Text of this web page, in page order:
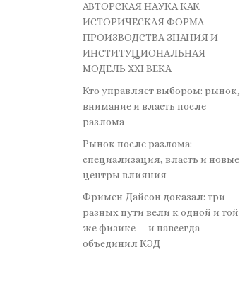
АВТОРСКАЯ НАУКА КАК
ИСТОРИЧЕСКАЯ ФОРМА
ПРОИЗВОДСТВА ЗНАНИЯ И
ИНСТИТУЦИОНАЛЬНАЯ
МОДЕЛЬ XXI ВЕКА
Кто управляет выбором: рынок,
внимание и власть после
разлома
Рынок после разлома:
специализация, власть и новые
центры влияния
Фримен Дайсон доказал: три
разных пути вели к одной и той
же физике — и навсегда
объединил КЭД